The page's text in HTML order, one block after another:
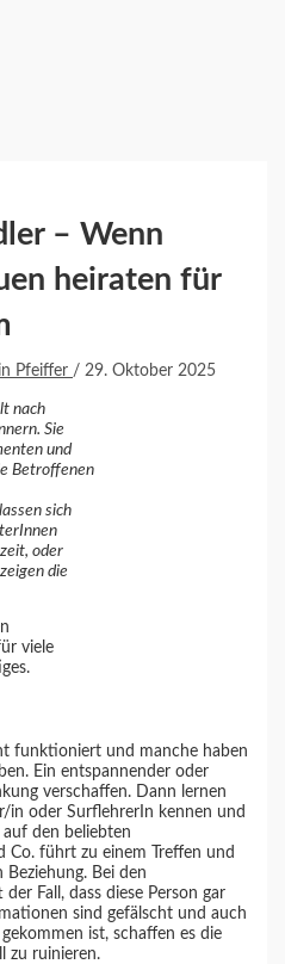
– Wenn
heiraten für
Pfeiffer /29. Oktober 2025
nach
Sie
und
Betroffenen
sich
oder
die
viele
funktioniert und manche haben
Ein entspannender oder
verschaffen. Dann lernen
in oder SurflehrerIn kennen und
den beliebten
Co. führt zu einem Treffen und
Bei den
Fall, dass diese Person gar
sind gefälscht und auch
ist, schaffen es die
zu ruinieren.